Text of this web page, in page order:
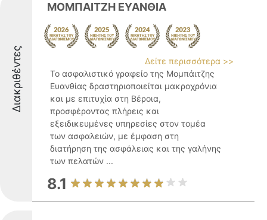
Διακριθέντες
ΜΟΜΠΑΙΤΖΗ ΕΥΑΝΘΙΑ
Δείτε περισσότερα >>
Το ασφαλιστικό γραφείο της Μομπάιτζης
Ευανθίας δραστηριοποιείται μακροχρόνια
και με επιτυχία στη Βέροια,
προσφέροντας πλήρεις και
εξειδικευμένες υπηρεσίες στον τομέα
των ασφαλειών, με έμφαση στη
διατήρηση της ασφάλειας και της γαλήνης
των πελατών ...
8.1